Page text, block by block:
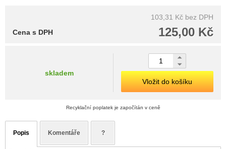
103,31 Kč bez DPH
125,00 Kč
Cena s DPH
skladem
Vložit do košíku
Recyklační poplatek je započítán v ceně
Popis Komentáře ?